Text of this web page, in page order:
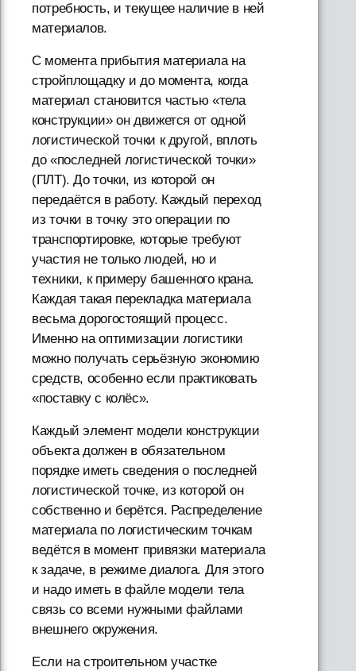
потребность, и текущее наличие в ней
материалов.
С момента прибытия материала на
стройплощадку и до момента, когда
материал становится частью «тела
конструкции» он движется от одной
логистической точки к другой, вплоть
до «последней логистической точки»
(ПЛТ). До точки, из которой он
передаётся в работу. Каждый переход
из точки в точку это операции по
транспортировке, которые требуют
участия не только людей, но и
техники, к примеру башенного крана.
Каждая такая перекладка материала
весьма дорогостоящий процесс.
Именно на оптимизации логистики
можно получать серьёзную экономию
средств, особенно если практиковать
«поставку с колёс».
Каждый элемент модели конструкции
объекта должен в обязательном
порядке иметь сведения о последней
логистической точке, из которой он
собственно и берётся. Распределение
материала по логистическим точкам
ведётся в момент привязки материала
к задаче, в режиме диалога. Для этого
и надо иметь в файле модели тела
связь со всеми нужными файлами
внешнего окружения.
Если на строительном участке